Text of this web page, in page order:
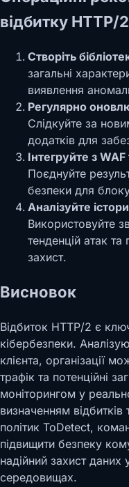
відбитку HTTP/2
Створіть
загальні
виявлення
Регулярно
Слідкуйте за
додатків для
Інтегруйте з
Поєднуйте
безпеки для
Аналізуйте
Використовуйте
тенденцій атак
захист.
Висновок
Відбиток HTTP/2 є
кібербезпеки.
клієнта, організації
трафік та потенційні
моніторингом у
визначенням
політик ToDetect,
підвищити безпеку
надійний захист
середовищах.